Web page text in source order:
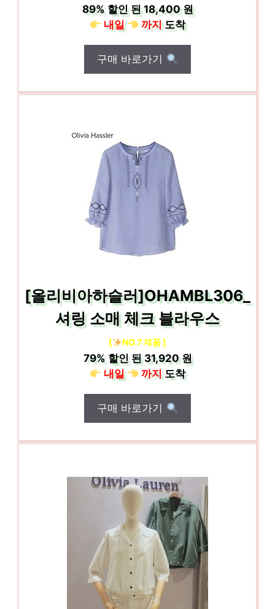
89%할인 된18,400 원
내일
까지도착
구매 바로가기
[올리비아하슬러]OHAMBL306_
셔링 소매 체크 블라우스
[ NO.7 제품 ]
79%할인 된31,920 원
내일
까지도착
구매 바로가기